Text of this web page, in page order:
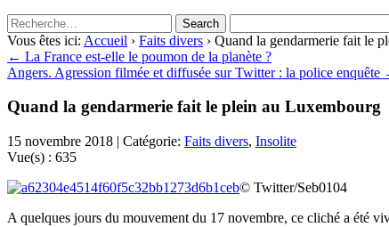
Vous êtes ici: Accueil › Faits divers › Quand la gendarmerie fait le
← La France est-elle le poumon de la planète ?
Angers. Agression filmée et diffusée sur Twitter : la police enquête
Quand la gendarmerie fait le plein au Luxembourg
15 novembre 2018 | Catégorie: Faits divers, Insolite
Vue(s) : 635
© Twitter/Seb0104
A quelques jours du mouvement du 17 novembre, ce cliché a été